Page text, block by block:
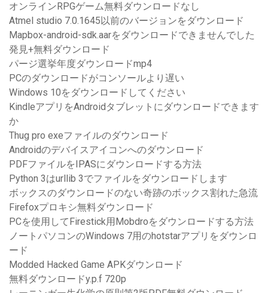
オンラインRPGゲーム無料ダウンロードなし
Atmel studio 7.0.1645以前のバージョンをダウンロード
Mapbox-android-sdk.aarをダウンロードできませんでした
発見+無料ダウンロード
パージ選挙年度ダウンロードmp4
PCのダウンロードがコンソールより遅い
Windows 10をダウンロードしてください
KindleアプリをAndroidタブレットにダウンロードできます
か
Thug pro exeファイルのダウンロード
Androidのデバイスアイコンへのダウンロード
PDFファイルをIPASにダウンロードする方法
Python 3はurllib 3でファイルをダウンロードします
ボックスのダウンロードのない奇跡のボックス割れた急流
Firefoxプロキシ無料ダウンロード
PCを使用してFirestick用Mobdroをダウンロードする方法
ノートパソコンのWindows 7用のhotstarアプリをダウンロ
ード
Modded Hacked Game APKダウンロード
無料ダウンロードy.p.f 720p